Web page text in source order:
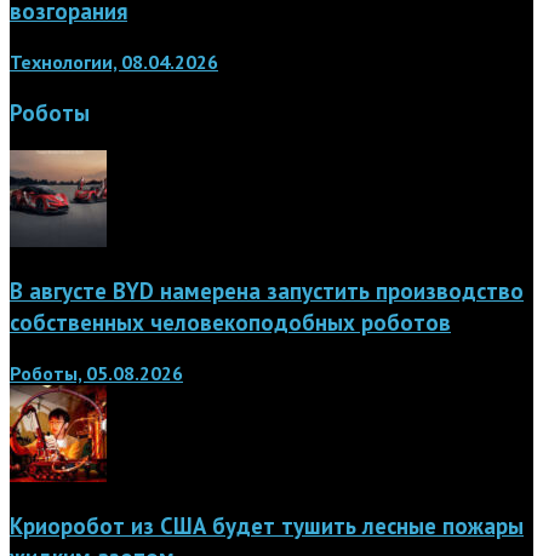
возгорания
Технологии, 08.04.2026
Роботы
В августе BYD намерена запустить производство
собственных человекоподобных роботов
Роботы, 05.08.2026
Криоробот из США будет тушить лесные пожары